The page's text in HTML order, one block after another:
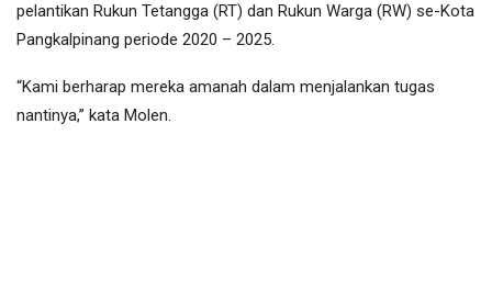
pelantikan Rukun Tetangga (RT) dan Rukun Warga (RW) se-Kota
Pangkalpinang periode 2020 – 2025.
“Kami berharap mereka amanah dalam menjalankan tugas
nantinya,” kata Molen.